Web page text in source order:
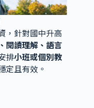
，針對國中升高
閱讀理解、語言
排小班或個別教
定且有效。